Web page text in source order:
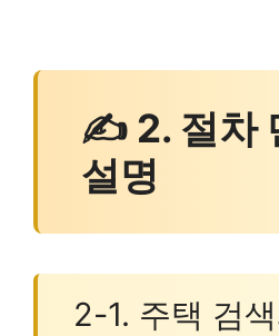
✍ 2. 절차
설명
2-1. 주택 검